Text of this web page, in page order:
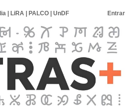
LiRA PALCO UnDF Entrar